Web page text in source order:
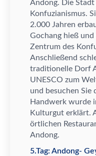
Andong. Die
Konfuzianismus.
2.000 Jahren
Gochang hieß und
Zentrum des
Anschließend
traditionelle Dorf
UNESCO zum
und besuchen Sie
Handwerk wurde
Kulturgut erkl ärt.
örtlichen
Andong.
5.Tag: Andong-